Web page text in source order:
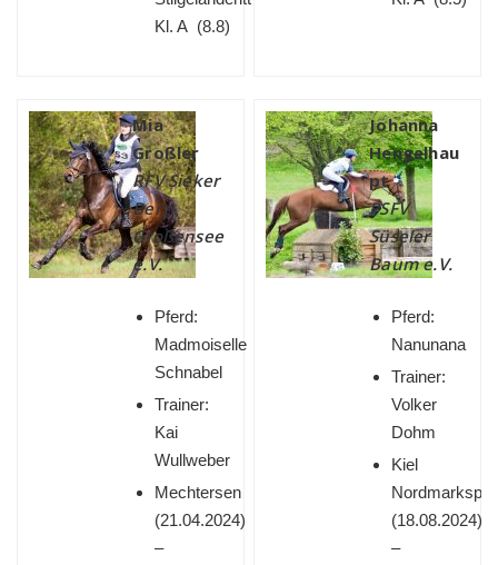
Kl. A (8.8)
Mia
Großler
RFV Sieker
Berg-
Großensee
e.V.
Pferd:
Madmoiselle
Schnabel
Trainer:
Kai
Wullweber
Mechtersen
(21.04.2024)
–
Johanna
Hengelhau
pt
PSFV
Süseler
Baum e.V.
Pferd:
Nanunana
Trainer:
Volker
Dohm
Kiel
(18.08.2024)
–